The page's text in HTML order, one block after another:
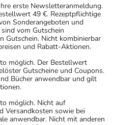
erste Newsletteranmeldung.
49 €. Rezeptpflichtige
Sonderangeboten und
vom Gutschein
Gutschein. Nicht kombinierbar
und Rabatt-Aktionen.
möglich. Der Bestellwert
Gutscheine und Coupons.
Bücher anwendbar und gilt
möglich. Nicht auf
Versandkosten sowie bei
anwendbar. Nicht mit anderen